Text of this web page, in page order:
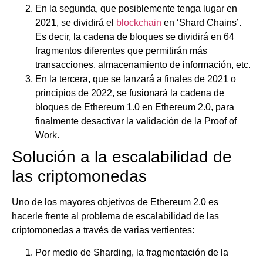
En la segunda, que posiblemente tenga lugar en
2021, se dividirá el blockchain en ‘Shard Chains’.
Es decir, la cadena de bloques se dividirá en 64
fragmentos diferentes que permitirán más
transacciones, almacenamiento de información, etc.
En la tercera, que se lanzará a finales de 2021 o
principios de 2022, se fusionará la cadena de
bloques de Ethereum 1.0 en Ethereum 2.0, para
finalmente desactivar la validación de la Proof of
Work.
Solución a la escalabilidad de
las criptomonedas
Uno de los mayores objetivos de Ethereum 2.0 es
hacerle frente al problema de escalabilidad de las
criptomonedas a través de varias vertientes:
Por medio de Sharding, la fragmentación de la